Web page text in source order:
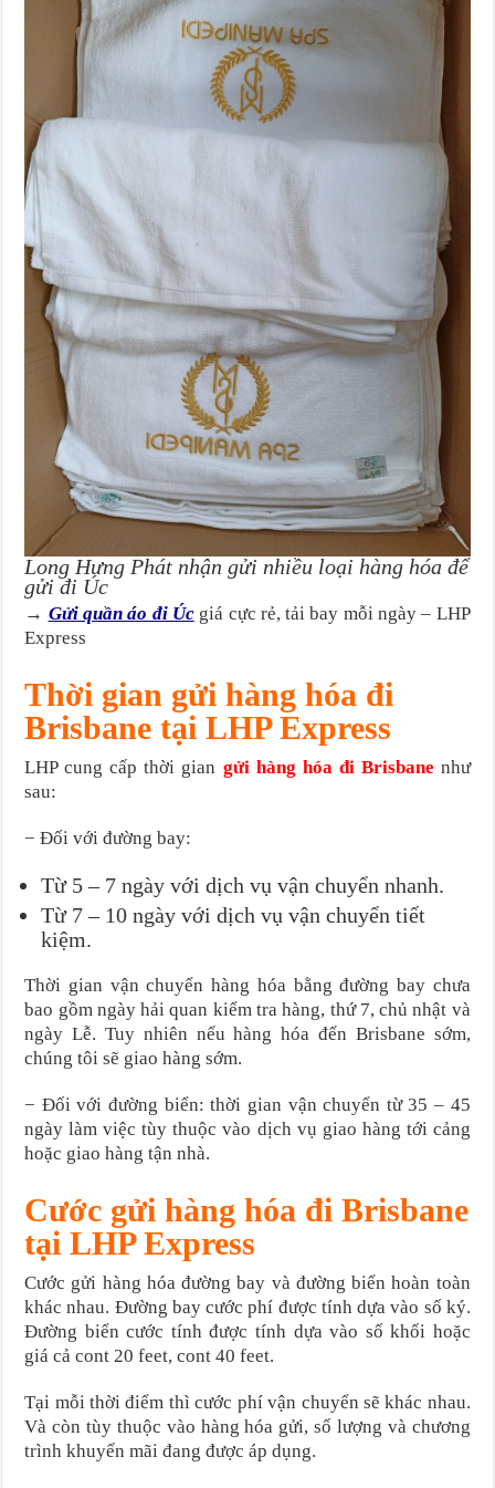
Long Hưng Phát nhận gửi nhiều loại hàng hóa để
gửi đi Úc
→ Gửi quần áo đi Úcgiá cực rẻ, tải bay mỗi ngày – LHP
Express
Thời gian gửi hàng hóa đi
Brisbane tại LHP Express
LHP cung cấp thời gian gửi hàng hóa đi Brisbane như
sau:
− Đối với đường bay:
Từ 5 – 7 ngày với dịch vụ vận chuyển nhanh.
Từ 7 – 10 ngày với dịch vụ vận chuyển tiết
kiệm.
Thời gian vận chuyển hàng hóa bằng đường bay chưa
bao gồm ngày hải quan kiểm tra hàng, thứ 7, chủ nhật và
ngày Lễ. Tuy nhiên nếu hàng hóa đến Brisbane sớm,
chúng tôi sẽ giao hàng sớm.
− Đối với đường biển: thời gian vận chuyển từ 35 – 45
ngày làm việc tùy thuộc vào dịch vụ giao hàng tới cảng
hoặc giao hàng tận nhà.
Cước gửi hàng hóa đi Brisbane
tại LHP Express
Cước gửi hàng hóa đường bay và đường biển hoàn toàn
khác nhau. Đường bay cước phí được tính dựa vào số ký.
Đường biển cước tính được tính dựa vào số khối hoặc
giá cả cont 20 feet, cont 40 feet.
Tại mỗi thời điểm thì cước phí vận chuyển sẽ khác nhau.
Và còn tùy thuộc vào hàng hóa gửi, số lượng và chương
trình khuyến mãi đang được áp dụng.